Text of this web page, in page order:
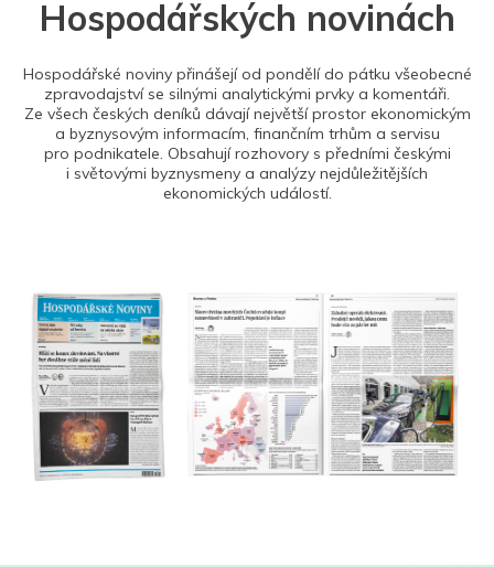
Hospodářských novinách
Hospodářské noviny přinášejí od pondělí do pátku všeobecné
zpravodajství se silnými analytickými prvky a komentáři.
Ze všech českých deníků dávají největší prostor ekonomickým
a byznysovým informacím, finančním trhům a servisu
pro podnikatele. Obsahují rozhovory s předními českými
i světovými byznysmeny a analýzy nejdůležitějších
ekonomických událostí.